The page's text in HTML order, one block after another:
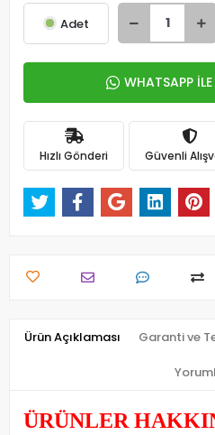
Adet
WHATSAPP
Hızlı Gönderi Güvenli
Ürün Açıklaması Garanti ve
ÜRÜNLER